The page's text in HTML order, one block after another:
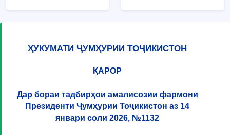
ҲУКУМАТИ ҶУМҲУРИИ ТОҶИКИСТОН
ҚАРОР
Дар бораи тадбирҳои амалисозии фармони
Президенти Ҷумҳурии Тоҷикистон аз 14
январи соли 2026, №1132